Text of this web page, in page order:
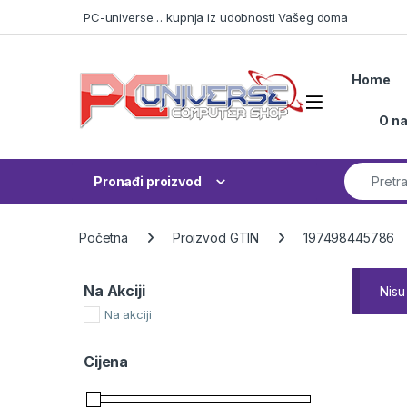
PC-universe… kupnja iz udobnosti Vašeg doma
Open
Home
O
Pronađi proizvod
Search for:
Početna Proizvod GTIN 197498445786
Na Akciji
Na akciji
Cijena